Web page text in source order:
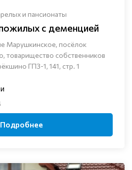
и пансионаты
с деменцией
Марушкинское, посёлок
товарищество собственников
ГПЗ-1, 141, стр. 1
Подробнее